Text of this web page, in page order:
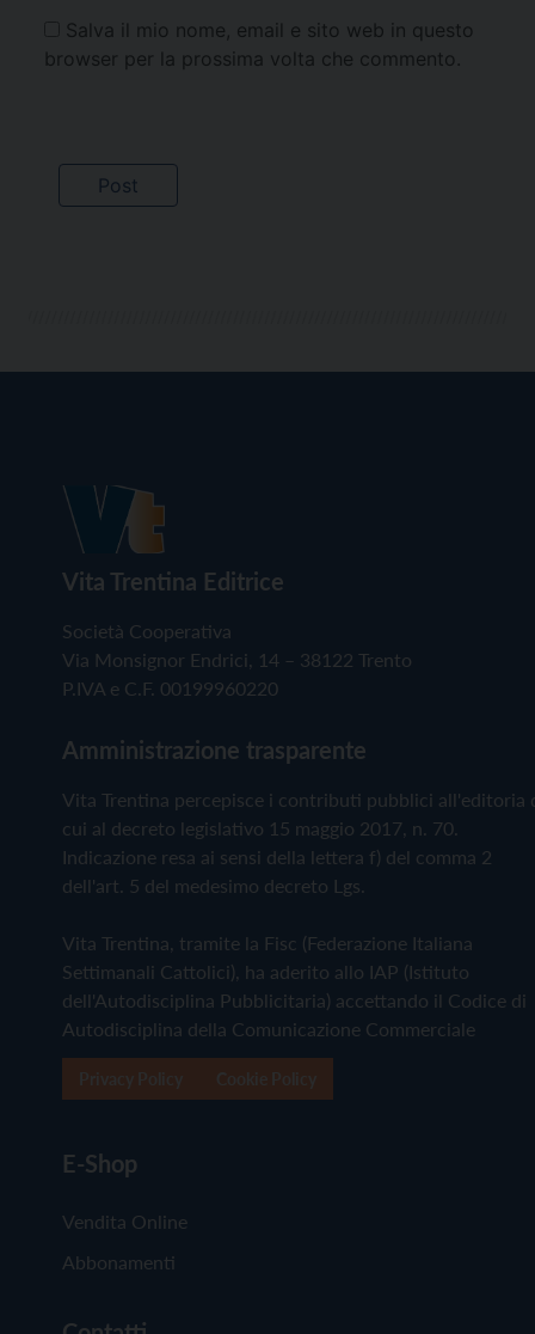
Salva il mio nome, email e sito web in questo
browser per la prossima volta che commento.
Vita Trentina Editrice
Società Cooperativa
Via Monsignor Endrici, 14 – 38122 Trento
P.IVA e C.F. 00199960220
Amministrazione trasparente
Vita Trentina percepisce i contributi pubblici all'editoria
cui al decreto legislativo 15 maggio 2017, n. 70.
Indicazione resa ai sensi della lettera f) del comma 2
dell'art. 5 del medesimo decreto Lgs.
Vita Trentina, tramite la Fisc (Federazione Italiana
Settimanali Cattolici), ha aderito allo IAP (Istituto
dell'Autodisciplina Pubblicitaria) accettando il Codice di
Autodisciplina della Comunicazione Commerciale
E-Shop
Vendita Online
Abbonamenti